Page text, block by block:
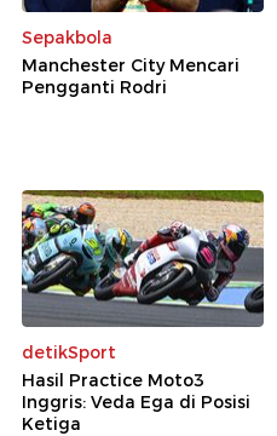
Sepakbola
Manchester City Mencari
Pengganti Rodri
detikSport
Hasil Practice Moto3
Inggris: Veda Ega di Posisi
Ketiga